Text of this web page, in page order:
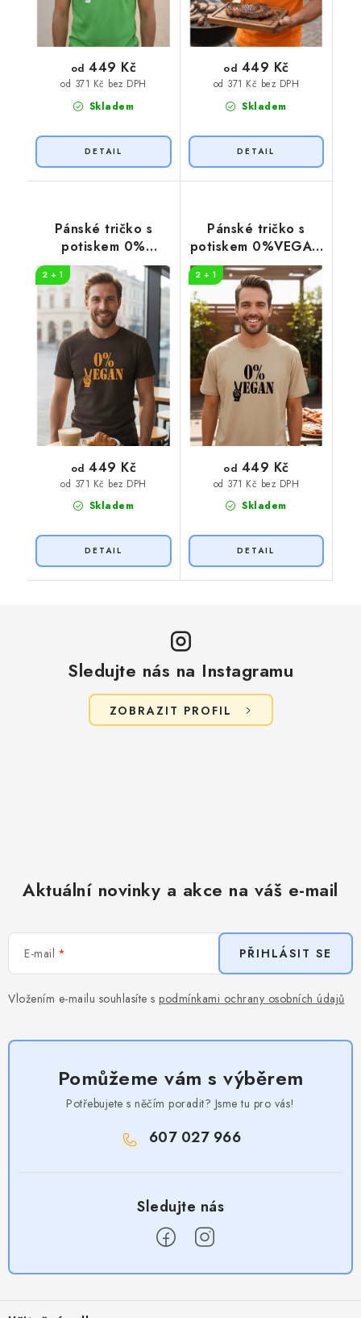
Skladem
od 371 Kč bez DPH
od 449 Kč
Skladem
od 371 Kč bez DPH
od 449 Kč
Pánské tričko s
potiskem 0%
VEGAN oranžový
potisk
2 + 1
Skladem
od 371 Kč bez DPH
od 449 Kč
Pánské tričko s
potiskem 0%VEGAN
černý potisk
2 + 1
Skladem
od 371 Kč bez DPH
od 449 Kč
Sledujte nás na Instagramu
ZOBRAZIT PROFIL
Aktuální novinky a akce na váš e-mail
E-mail
Vložením e-mailu souhlasíte s podmínkami ochrany osobních údajů
PŘIHLÁSIT SE
Pomůžeme vám s výběrem
Potřebujete s něčím poradit? Jsme tu pro vás!
607 027 966